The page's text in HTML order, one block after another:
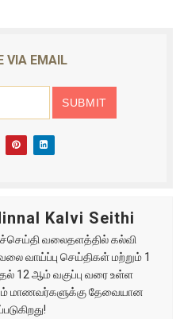
VIA EMAIL
Kalvi Seithi
வலைதளத்தில் கல்வி
வாய்ப்பு செய்திகள் மற்றும் 1
12 ஆம் வகுப்பு வரை உள்ள
மாணவர்களுக்கு தேவையான